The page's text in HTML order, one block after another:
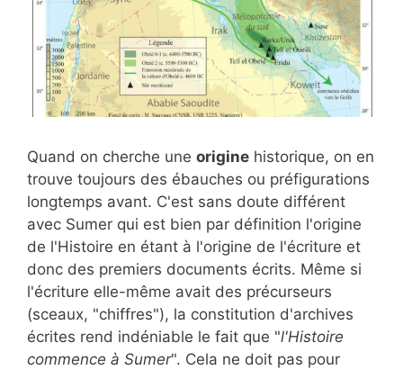
Quand on cherche une origine historique, on en
trouve toujours des ébauches ou préfigurations
longtemps avant. C'est sans doute différent
avec Sumer qui est bien par définition l'origine
de l'Histoire en étant à l'origine de l'écriture et
donc des premiers documents écrits. Même si
l'écriture elle-même avait des précurseurs
(sceaux, "chiffres"), la constitution d'archives
écrites rend indéniable le fait que "l'Histoire
commence à Sumer". Cela ne doit pas pour